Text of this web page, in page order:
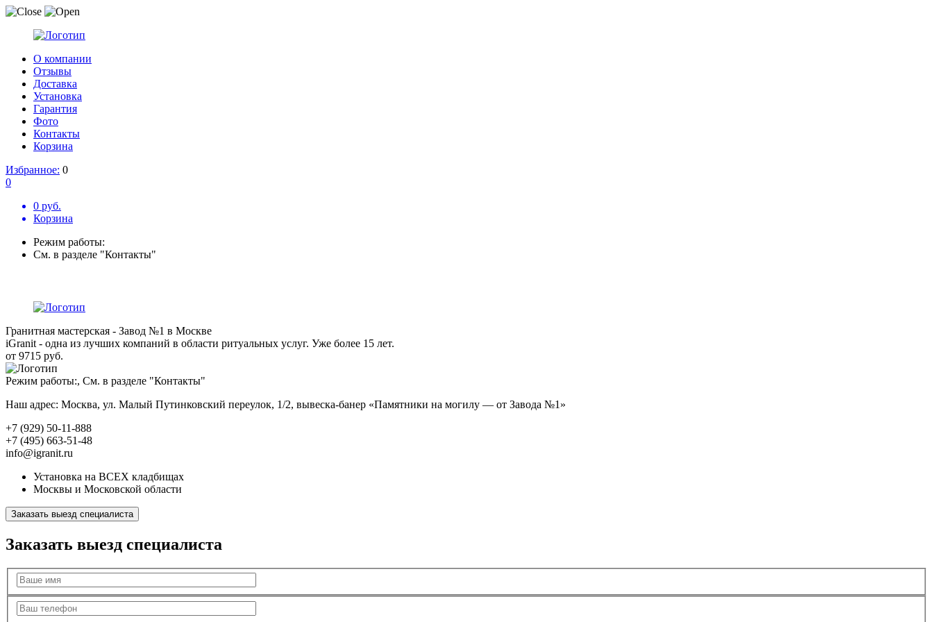
О компании
Отзывы
Доставка
Установка
Гарантия
Фото
Контакты
Корзина
Избранное: 0
0
0 руб.
Корзина
Режим работы:
См. в разделе "Контакты"
Гранитная мастерская - Завод №1 в Москве
iGranit - одна из лучших компаний в области ритуальных услуг. Уже более 15 лет.
от 9715 руб.
Режим работы:, См. в разделе "Контакты"
Наш адрес: Москва, ул. Малый Путинковский переулок, 1/2, вывеска-банер «Памятники на могилу — от Завода №1»
+7 (929) 50-11-888
+7 (495) 663-51-48
info@igranit.ru
Установка на ВСЕХ кладбищах
Москвы и Московской области
Заказать выезд специалиста
Заказать выезд специалиста